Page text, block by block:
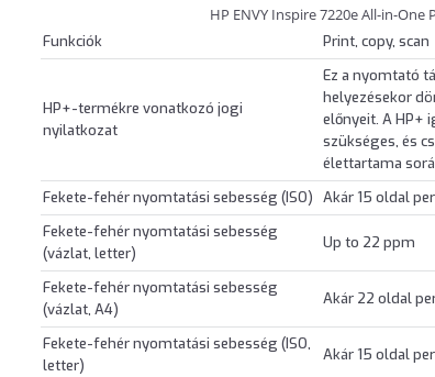
HP ENVY Inspire 7220e All-in-
Funkciók Print, copy, scan
HP+-termékre vonatkozó jogi
nyilatkozat
Ez a nyomtató
helyezésekor
előnyeit. A HP+
szükséges, és
élettartama
Fekete-fehér nyomtatási sebesség (ISO) Akár 15 oldal
Fekete-fehér nyomtatási sebesség
(vázlat, letter)
Up to 22 ppm
Fekete-fehér nyomtatási sebesség
(vázlat, A4)
Akár 22 oldal
Fekete-fehér nyomtatási sebesség (ISO,
letter)
Akár 15 oldal